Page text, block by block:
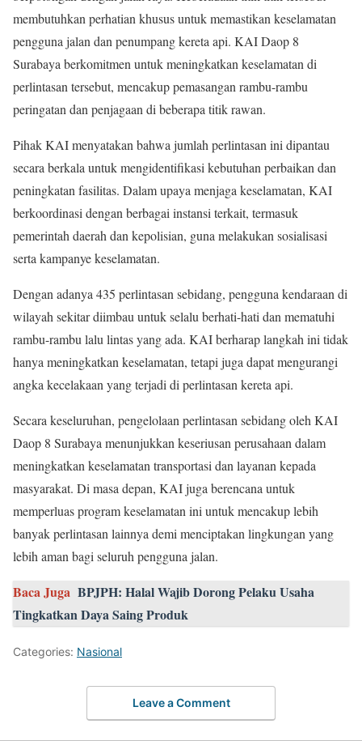
membutuhkan perhatian khusus untuk memastikan keselamatan
pengguna jalan dan penumpang kereta api. KAI Daop 8
Surabaya berkomitmen untuk meningkatkan keselamatan di
perlintasan tersebut, mencakup pemasangan rambu-rambu
peringatan dan penjagaan di beberapa titik rawan.
Pihak KAI menyatakan bahwa jumlah perlintasan ini dipantau
secara berkala untuk mengidentifikasi kebutuhan perbaikan dan
peningkatan fasilitas. Dalam upaya menjaga keselamatan, KAI
berkoordinasi dengan berbagai instansi terkait, termasuk
pemerintah daerah dan kepolisian, guna melakukan sosialisasi
serta kampanye keselamatan.
Dengan adanya 435 perlintasan sebidang, pengguna kendaraan di
wilayah sekitar diimbau untuk selalu berhati-hati dan mematuhi
rambu-rambu lalu lintas yang ada. KAI berharap langkah ini tidak
hanya meningkatkan keselamatan, tetapi juga dapat mengurangi
angka kecelakaan yang terjadi di perlintasan kereta api.
Secara keseluruhan, pengelolaan perlintasan sebidang oleh KAI
Daop 8 Surabaya menunjukkan keseriusan perusahaan dalam
meningkatkan keselamatan transportasi dan layanan kepada
masyarakat. Di masa depan, KAI juga berencana untuk
memperluas program keselamatan ini untuk mencakup lebih
banyak perlintasan lainnya demi menciptakan lingkungan yang
lebih aman bagi seluruh pengguna jalan.
Baca Juga BPJPH: Halal Wajib Dorong Pelaku Usaha
Tingkatkan Daya Saing Produk
Categories: Nasional
Leave a Comment